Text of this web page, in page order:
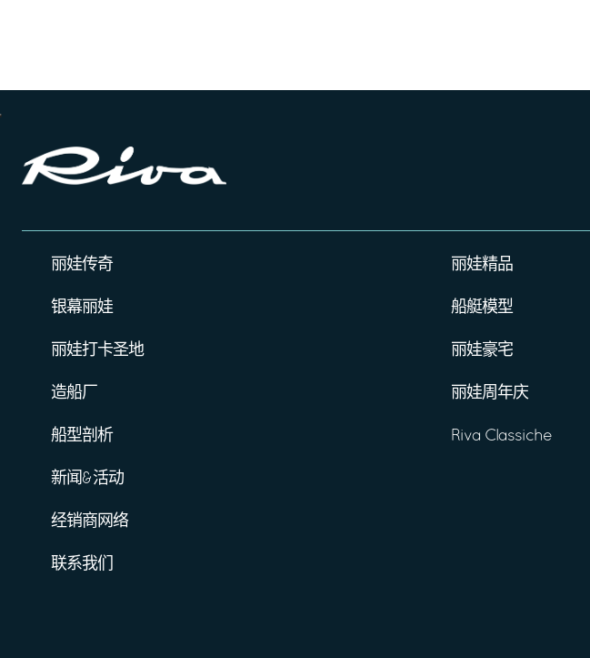
丽娃传奇
银幕丽娃
丽娃打卡圣地
造船厂
船型剖析
新闻&活动
经销商网络
联系我们
丽娃精品
船艇模型
丽娃豪宅
丽娃周年庆
Riva Classiche